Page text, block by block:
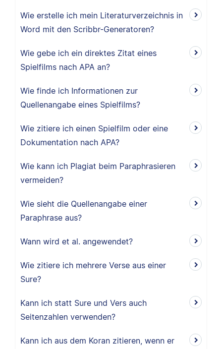
Wie erstelle ich mein Literaturverzeichnis in
Word mit den Scribbr-Generatoren?
Wie gebe ich ein direktes Zitat eines
Spielfilms nach APA an?
Wie finde ich Informationen zur
Quellenangabe eines Spielfilms?
Wie zitiere ich einen Spielfilm oder eine
Dokumentation nach APA?
Wie kann ich Plagiat beim Paraphrasieren
vermeiden?
Wie sieht die Quellenangabe einer
Paraphrase aus?
Wann wird et al. angewendet?
Wie zitiere ich mehrere Verse aus einer
Sure?
Kann ich statt Sure und Vers auch
Seitenzahlen verwenden?
Kann ich aus dem Koran zitieren, wenn er